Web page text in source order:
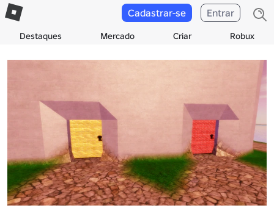
Destaques Mercado Criar Robux
Cadastrar-se Entrar